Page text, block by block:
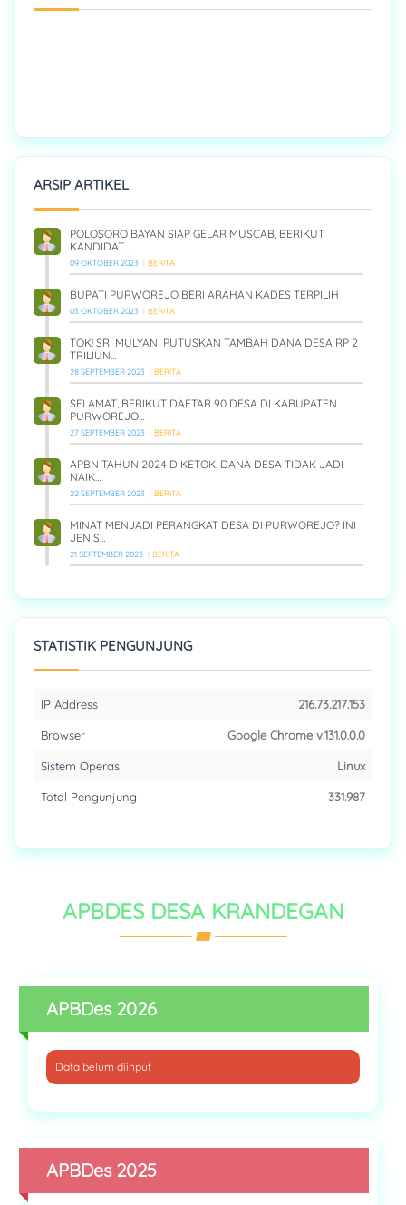
ARSIP ARTIKEL
POLOSORO BAYAN SIAP GELAR MUSCAB, BERIKUT
KANDIDAT…
09 OKTOBER 2023 BERITA
BUPATI PURWOREJO BERI ARAHAN KADES TERPILIH
03 OKTOBER 2023 BERITA
TOK! SRI MULYANI PUTUSKAN TAMBAH DANA DESA RP 2
TRILIUN…
28 SEPTEMBER 2023 BERITA
SELAMAT, BERIKUT DAFTAR 90 DESA DI KABUPATEN
PURWOREJO…
27 SEPTEMBER 2023 BERITA
APBN TAHUN 2024 DIKETOK, DANA DESA TIDAK JADI
NAIK…
22 SEPTEMBER 2023 BERITA
MINAT MENJADI PERANGKAT DESA DI PURWOREJO? INI
JENIS…
21 SEPTEMBER 2023 BERITA
STATISTIK PENGUNJUNG
IP Address 216.73.217.153
Browser Google Chrome v.131.0.0.0
Sistem Operasi Linux
Total Pengunjung 331.987
APBDES DESA KRANDEGAN
APBDes 2026
Data belum diinput
APBDes 2025